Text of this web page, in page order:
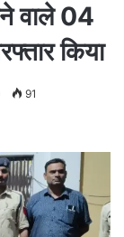
वाले 04
किया
91